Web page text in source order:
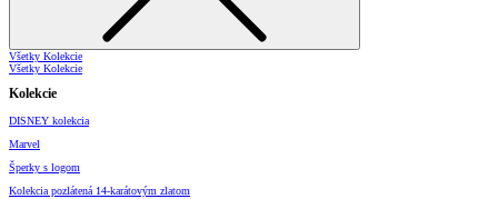
Všetky Kolekcie
Všetky Kolekcie
Kolekcie
DISNEY kolekcia
Marvel
Šperky s logom
Kolekcia pozlátená 14-karátovým zlatom